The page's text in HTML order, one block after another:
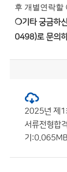
후 개별연락할
❍기타 궁금하
0498)로 문의
2025년 제1
서류전형합
기